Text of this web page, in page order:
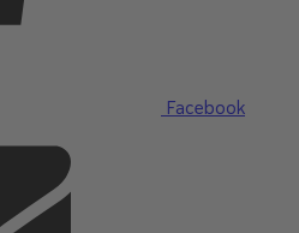
Facebook